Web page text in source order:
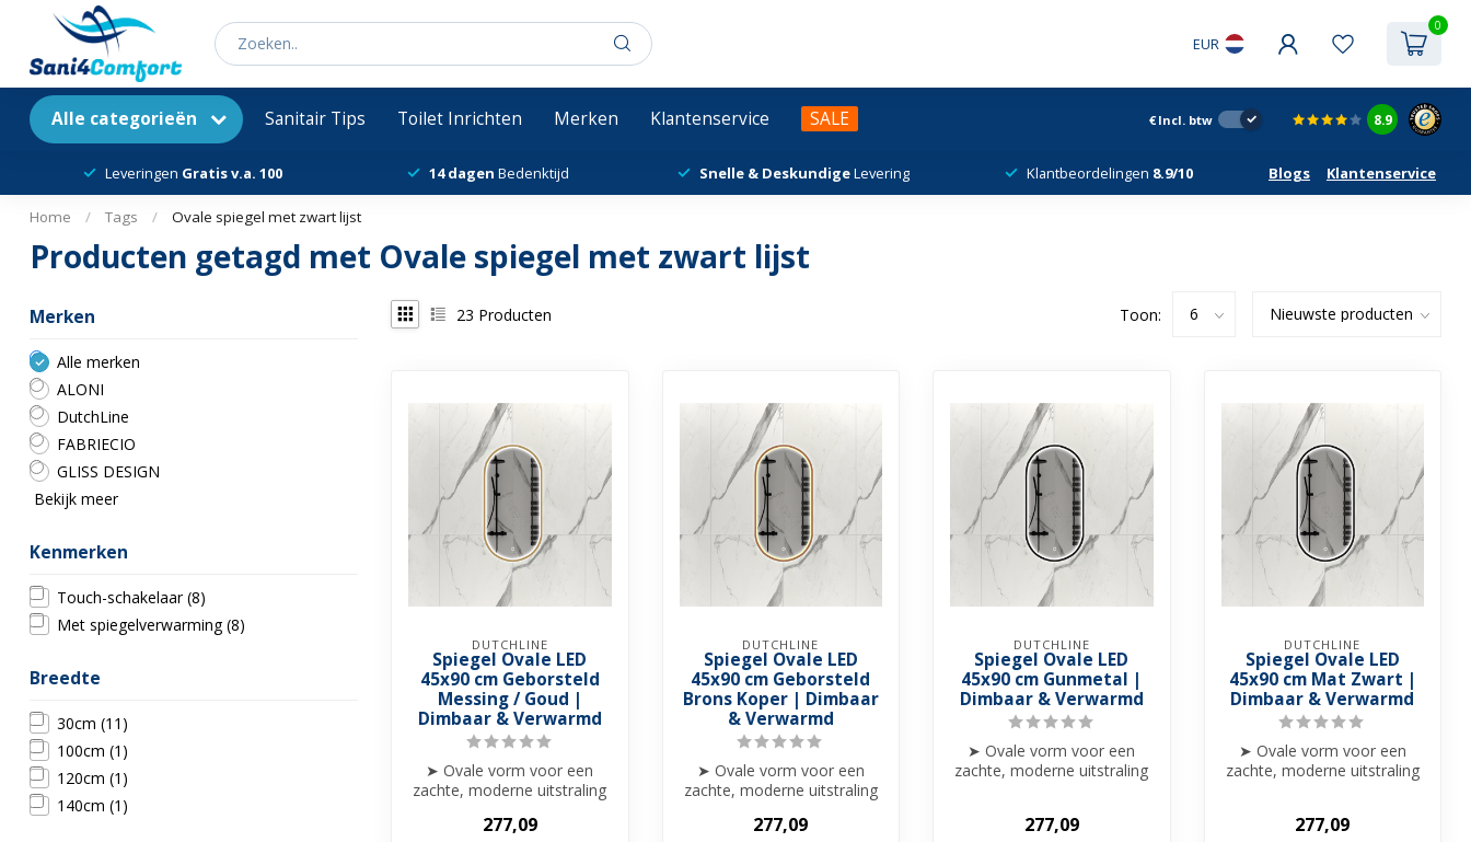
EUR
0
Alle categorieën Sanitair Tips Toilet Inrichten Merken Klantenservice SALE € Incl. btw 8.9
Leveringen Gratis v.a. 100 14 dagen Bedenktijd Snelle & DeskundigeLevering Klantbeordelingen 8.9/10 Blogs Klantenservice
Home / Tags / Ovale spiegel met zwart lijst
Producten getagd met Ovale spiegel met zwart lijst
Merken
Alle merken
ALONI
DutchLine
FABRIECIO
GLISS DESIGN
Bekijk meer
Kenmerken
Touch-schakelaar(8)
Met spiegelverwarming(8)
Breedte
30cm (11)
100cm (1)
120cm (1)
140cm (1)
23 Producten Toon:
DUTCHLINE
Spiegel Ovale LED
45x90 cm Geborsteld
Messing / Goud |
Dimbaar & Verwarmd
➤ Ovale vorm voor een
zachte, moderne uitstraling
kleine...
277,09
DUTCHLINE
Spiegel Ovale LED
45x90 cm Geborsteld
Brons Koper | Dimbaar
& Verwarmd
➤ Ovale vorm voor een
zachte, moderne uitstraling
kleine...
277,09
DUTCHLINE
Spiegel Ovale LED
45x90 cm Gunmetal |
Dimbaar & Verwarmd
➤ Ovale vorm voor een
zachte, moderne uitstraling
277,09
DUTCHLINE
Spiegel Ovale LED
45x90 cm Mat Zwart |
Dimbaar & Verwarmd
➤ Ovale vorm voor een
zachte, moderne uitstraling
277,09